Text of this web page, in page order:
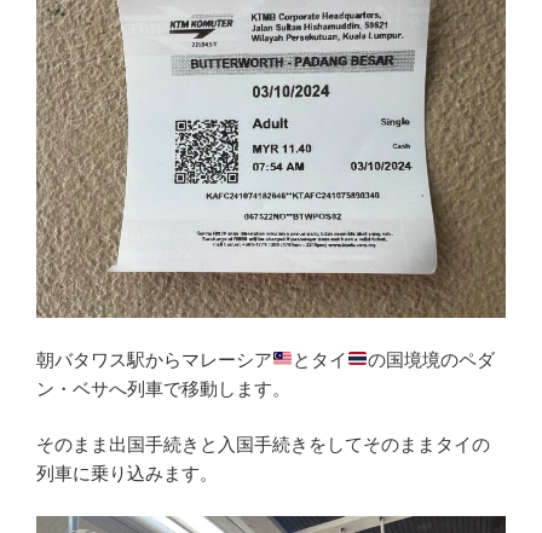
朝バタワス駅からマレーシア とタイ
の国境境のペダ
ン・ベサへ列車で移動します。
そのまま出国手続きと入国手続きをしてそのままタイの
列車に乗り込みます。